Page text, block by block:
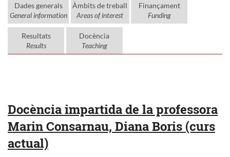
Dades generals
General information
Àmbits de treball
Areas of interest
Finançament
Funding
Resultats
Results
Docència
Teaching
Docència impartida de la professora
Marin Consarnau, Diana Boris (curs
actual)